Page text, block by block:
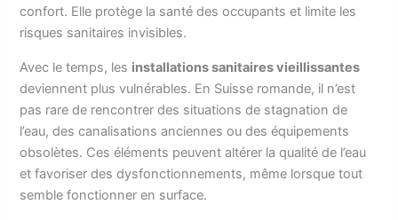
confort. Elle protège la santé des occupants et limite les
risques sanitaires invisibles.
Avec le temps, les installations sanitaires vieillissantes
deviennent plus vulnérables. En Suisse romande, il n’est
pas rare de rencontrer des situations de stagnation de
l’eau, des canalisations anciennes ou des équipements
obsolètes. Ces éléments peuvent altérer la qualité de l’eau
et favoriser des dysfonctionnements, même lorsque tout
semble fonctionner en surface.